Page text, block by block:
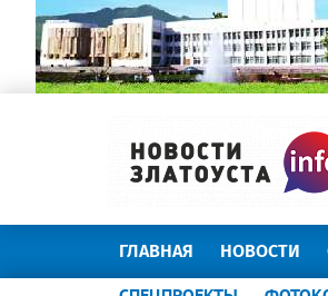
ГЛАВНАЯ НОВОСТИ